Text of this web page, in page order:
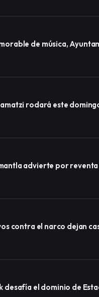
de música,
rodará este
advierte por
contra el narco dejan
desafía el dominio de